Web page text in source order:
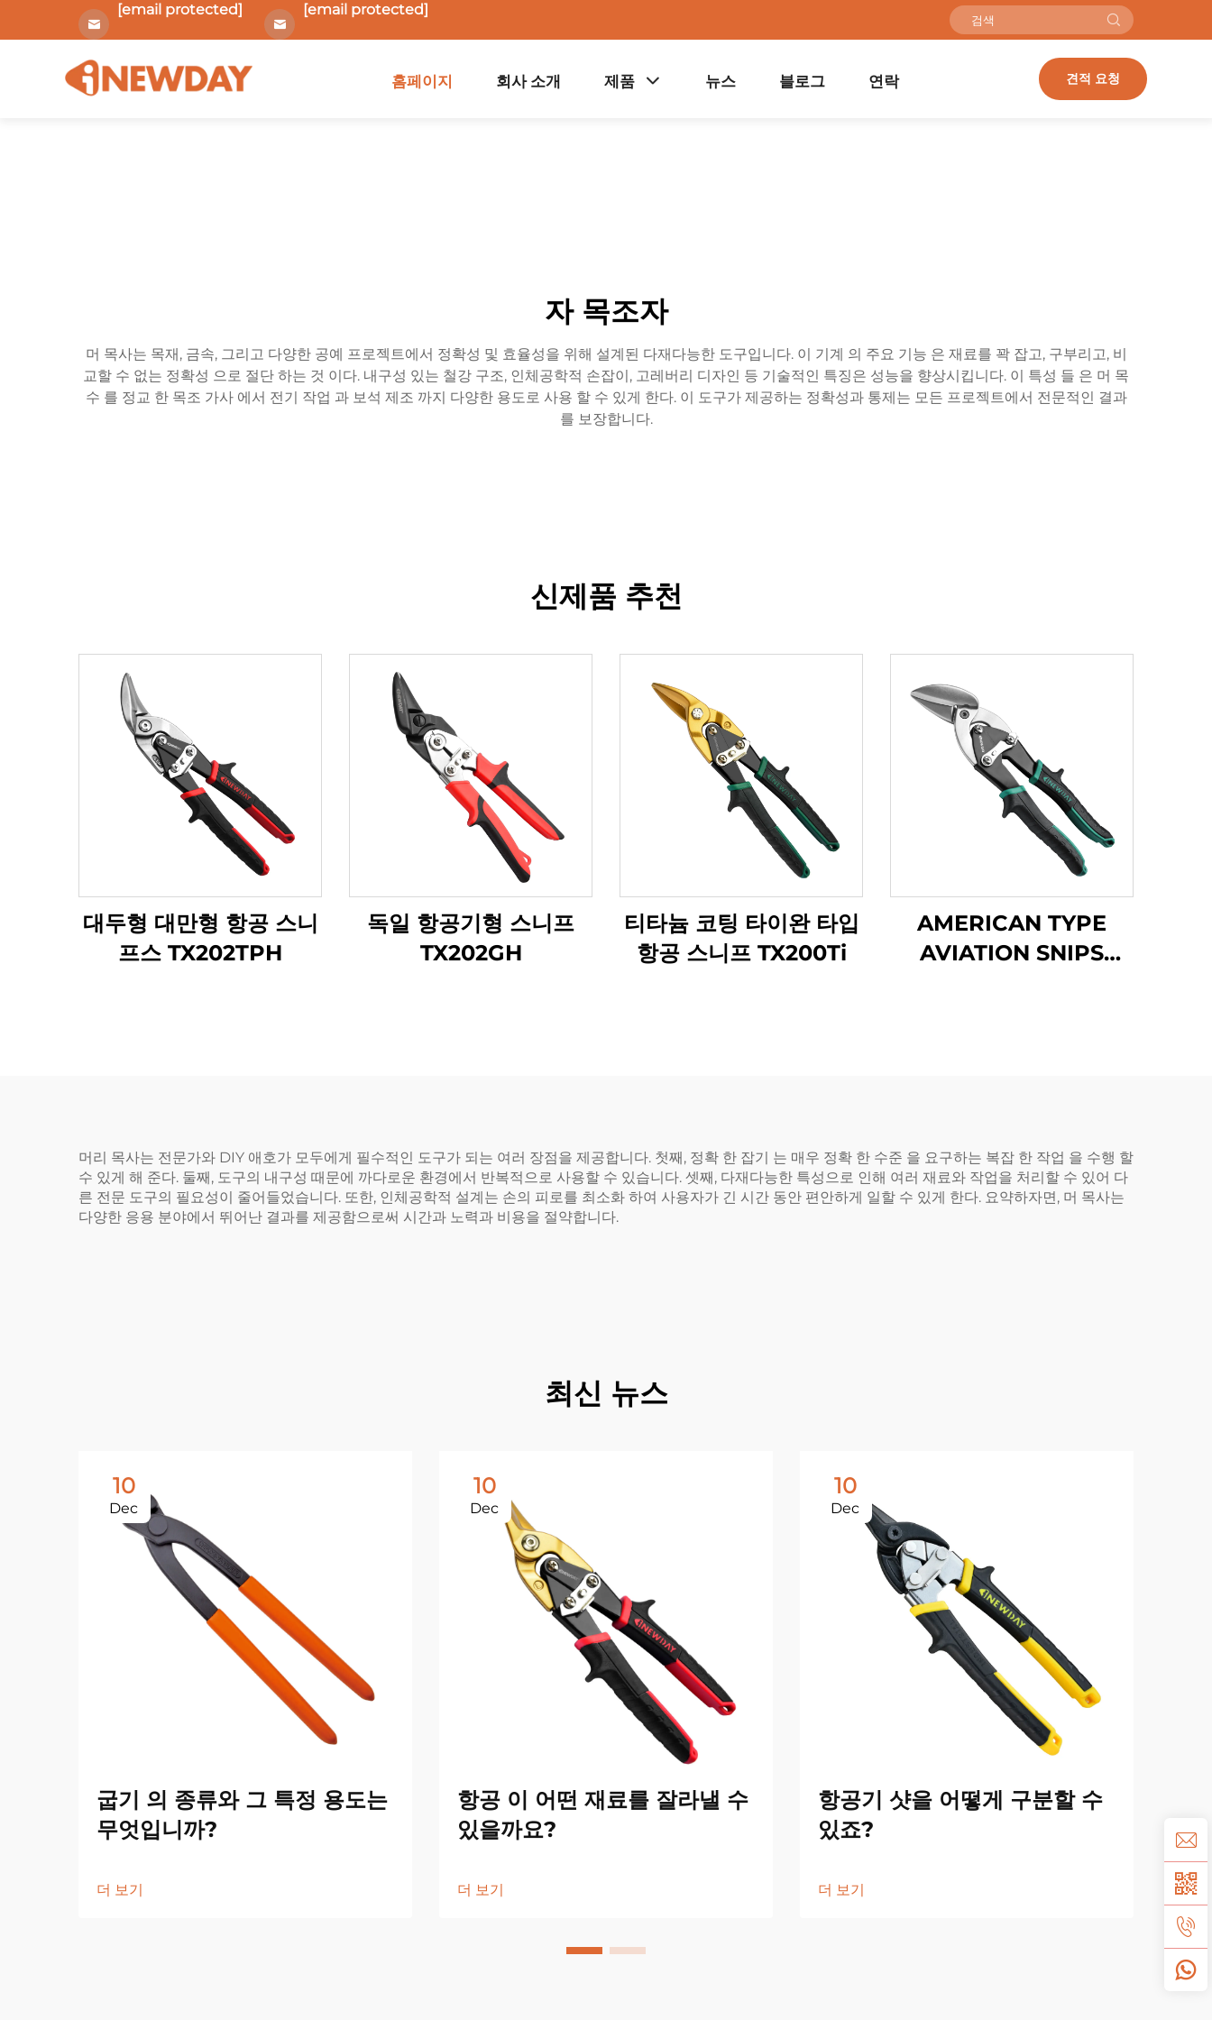
[email protected] [email protected]
홈페이지 회사 소개 제품 뉴스 블로그 연락 견적 요청
자 목조자
머 목사는 목재, 금속, 그리고 다양한 공예 프로젝트에서 정확성 및 효율성을 위해 설계된 다재다능한 도구입니다. 이 기계 의 주요 기능 은 재료를 꽉 잡고, 구부리고, 비
교할 수 없는 정확성 으로 절단 하는 것 이다. 내구성 있는 철강 구조, 인체공학적 손잡이, 고레버리 디자인 등 기술적인 특징은 성능을 향상시킵니다. 이 특성 들 은 머 목
수 를 정교 한 목조 가사 에서 전기 작업 과 보석 제조 까지 다양한 용도로 사용 할 수 있게 한다. 이 도구가 제공하는 정확성과 통제는 모든 프로젝트에서 전문적인 결과
를 보장합니다.
신제품 추천
대두형 대만형 항공 스니
프스 TX202TPH
독일 항공기형 스니프
TX202GH
티타늄 코팅 타이완 타입
항공 스니프 TX200Ti
AMERICAN TYPE
AVIATION SNIPS
머리 목사는 전문가와 DIY 애호가 모두에게 필수적인 도구가 되는 여러 장점을 제공합니다. 첫째, 정확 한 잡기 는 매우 정확 한 수준 을 요구하는 복잡 한 작업 을 수행 할
수 있게 해 준다. 둘째, 도구의 내구성 때문에 까다로운 환경에서 반복적으로 사용할 수 있습니다. 셋째, 다재다능한 특성으로 인해 여러 재료와 작업을 처리할 수 있어 다
른 전문 도구의 필요성이 줄어들었습니다. 또한, 인체공학적 설계는 손의 피로를 최소화 하여 사용자가 긴 시간 동안 편안하게 일할 수 있게 한다. 요약하자면, 머 목사는
다양한 응용 분야에서 뛰어난 결과를 제공함으로써 시간과 노력과 비용을 절약합니다.
최신 뉴스
10
Dec
굽기 의 종류와 그 특정 용도는
무엇입니까?
더 보기
10
Dec
항공 이 어떤 재료를 잘라낼 수
있을까요?
더 보기
10
Dec
항공기 샷을 어떻게 구분할 수
있죠?
더 보기
윤
더